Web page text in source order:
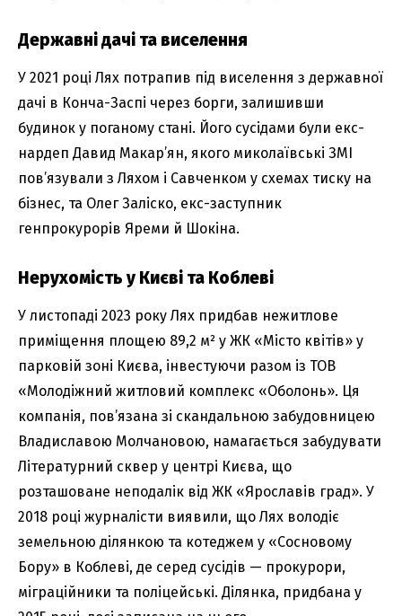
Державні дачі та виселення
У 2021 році Лях потрапив під виселення з державної
дачі в Конча-Заспі через борги, залишивши
будинок у поганому стані. Його сусідами були екс-
нардеп Давид Макар’ян, якого миколаївські ЗМІ
пов’язували з Ляхом і Савченком у схемах тиску на
бізнес, та Олег Заліско, екс-заступник
генпрокурорів Яреми й Шокіна.
Нерухомість у Києві та Коблеві
У листопаді 2023 року Лях придбав нежитлове
приміщення площею 89,2 м² у ЖК «Місто квітів» у
парковій зоні Києва, інвестуючи разом із ТОВ
«Молодіжний житловий комплекс «Оболонь». Ця
компанія, пов’язана зі скандальною забудовницею
Владиславою Молчановою, намагається забудувати
Літературний сквер у центрі Києва, що
розташоване неподалік від ЖК «Ярославів град». У
2018 році журналісти виявили, що Лях володіє
земельною ділянкою та котеджем у «Сосновому
Бору» в Коблеві, де серед сусідів — прокурори,
міграційники та поліцейські. Ділянка, придбана у